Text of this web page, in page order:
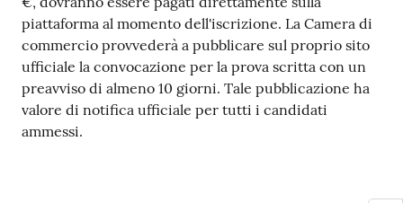
piattaforma al momento dell'iscrizione. La Camera di
commercio provvederà a pubblicare sul proprio sito
ufficiale la convocazione per la prova scritta con un
preavviso di almeno 10 giorni. Tale pubblicazione ha
valore di notifica ufficiale per tutti i candidati
ammessi.